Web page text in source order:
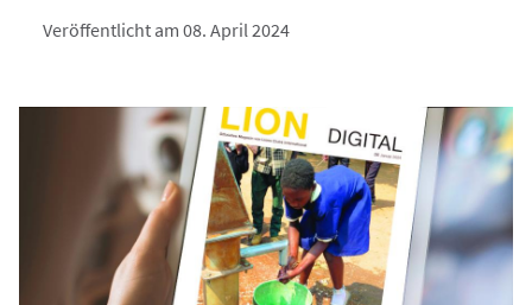
Veröffentlicht am 08. April 2024